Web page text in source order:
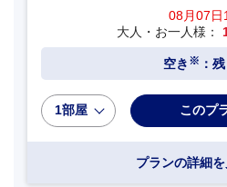
08月07日
大人・お一人様：
空き ※ ：
1部屋
プランの詳細